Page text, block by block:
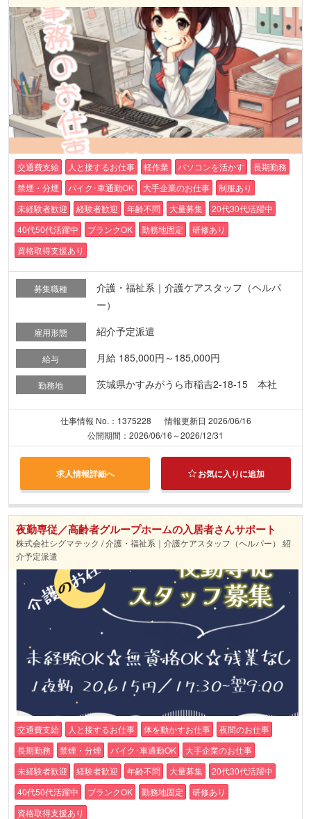
交通費支給 人と接するお仕事 軽作業 パソコンを活かす
長期勤務
禁煙・分煙
バイク･車通勤OK 大手企業のお仕事
制服あり
未経験者歓迎
経験者歓迎 年齢不問 大量募集
20代30代活躍中
40代50代活躍中
ブランクOK 勤務地固定
研修あり
資格取得支援あり
募集職種
介護・福祉系｜介護ケアスタッフ（ヘルパ
ー）
雇用形態 紹介予定派遣
給与 月給 185,000円～185,000円
勤務地 茨城県かすみがうら市稲吉2-18-15 本社
仕事情報 No.：1375228
情報更新日 2026/06/16
公開期間：2026/06/16～2026/12/31
求人情報詳細へ お気に入りに追加
夜勤専従／高齢者グループホームの入居者さんサポート
株式会社シグマテック / 介護・福祉系｜介護ケアスタッフ（ヘルパー） 紹
介予定派遣
交通費支給 人と接するお仕事 体を動かすお仕事
夜間のお仕事
長期勤務
禁煙・分煙 バイク･車通勤OK
大手企業のお仕事
未経験者歓迎
経験者歓迎 年齢不問 大量募集
20代30代活躍中
40代50代活躍中
ブランクOK 勤務地固定
研修あり
資格取得支援あり